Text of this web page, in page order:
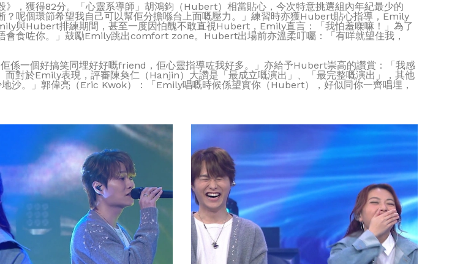
，獲得82分。「心靈系導師」胡鴻鈞（Hubert）相當貼心，今次特意挑選組內年紀最少的
呢個環節希望我自己可以幫佢分擔喺台上面嘅壓力。」練習時亦獲Hubert貼心指導，Emily
與Hubert排練期間，甚至一度因怕醜不敢直視Hubert，Emily直言：「我怕羞㗎嘛！」為了
食咗你。」鼓勵Emily跳出comfort zone。Hubert出場前亦溫柔叮囑：「有咩就望住我，
一個好搞笑同埋好好嘅friend，佢心靈指導咗我好多。」亦給予Hubert崇高的讚賞：「我感
對於Emily表現，評審陳奐仁（Hanjin）大讚是「最成立嘅演出」、「最完整嘅演出」，其他
沙。」郭偉亮（Eric Kwok）：「Emily唱嘅時候係望實你（Hubert），好似同你一齊唱埋，